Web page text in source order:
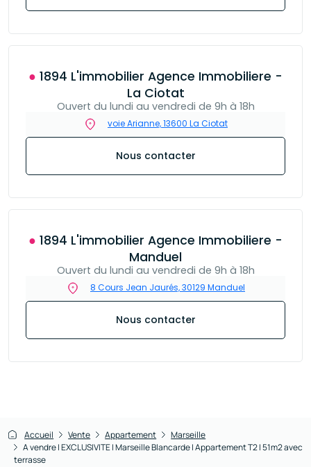
● 1894 L'immobilier Agence Immobiliere -
La Ciotat
Ouvert du lundi au vendredi de 9h à 18h
voie Arianne, 13600 La Ciotat
Nous contacter
● 1894 L'immobilier Agence Immobiliere -
Manduel
Ouvert du lundi au vendredi de 9h à 18h
8 Cours Jean Jaurés, 30129 Manduel
Nous contacter
Accueil Vente Appartement
Marseille
A vendre I EXCLUSIVITE I Marseille Blancarde I Appartement T2 I 51m2 avec
terrasse